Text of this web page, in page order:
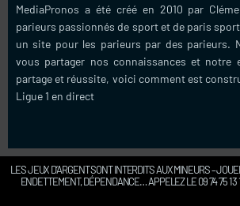
MediaPronos a été créé en 2010 par
parieurs passionnés de sport et de paris
un site pour les parieurs par des parieurs.
vous partager nos connaissances et notre
partage et réussite, voici comment est
Ligue 1 en direct
LES JEUX D’ARGENT SONT INTERDITS AUX MINEURS –
ENDETTEMENT, DÉPENDANCE… APPELEZ LE 09 74 75 13